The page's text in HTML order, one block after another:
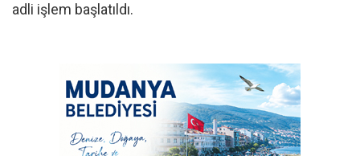
adli işlem başlatıldı.